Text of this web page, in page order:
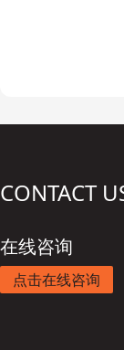
CONTACT
在线咨询
点击在线咨询